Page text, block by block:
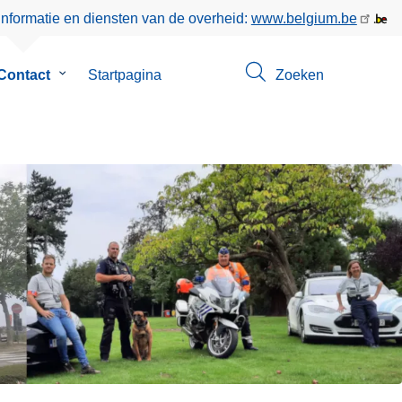
en diensten van de overheid: www.belgium.be
SubmenuStartpagina Zoeken